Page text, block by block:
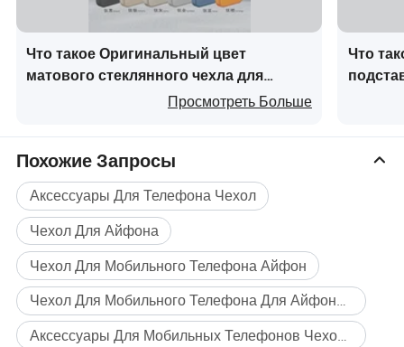
Что такое Оригинальный цвет
матового стеклянного чехла для
мобильного телефона для iPhone 17
от ударов с защитой объектива
Просмотреть Больше
Что
для
Похожие Запросы
Аксессуары Для Телефона Чехол
Чехол Для Айфона
Чехол Для Мобильного Телефона Айфон
Чехол Для Мобильного Телефона Для Айфона Х
Аксессуары Для Мобильных Телефонов Чехол Для Айфона